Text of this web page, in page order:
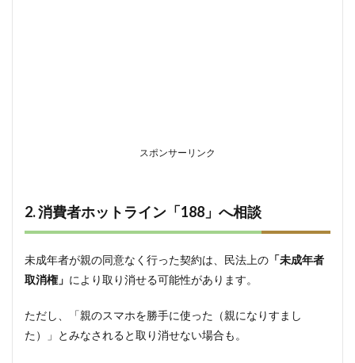
スポンサーリンク
2. 消費者ホットライン「188」へ相談
未成年者が親の同意なく行った契約は、民法上の 「未成年者
取消権」 により取り消せる可能性があります。
ただし、「親のスマホを勝手に使った（親になりすまし
た）」とみなされると取り消せない場合も。